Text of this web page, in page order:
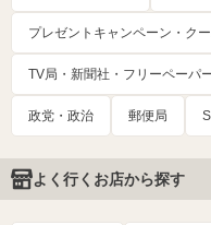
プレゼントキャンペーン・ク
TV局・新聞社・フリーペーパ
政党・政治 郵便局
よく行くお店から探す